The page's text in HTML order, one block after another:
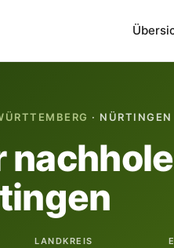
· NÜRTINGEN
LANDKREIS